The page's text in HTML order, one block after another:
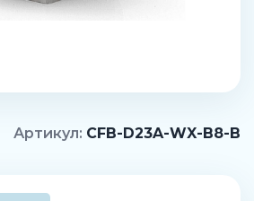
Артикул: CFB-D23A-WX-B8-B